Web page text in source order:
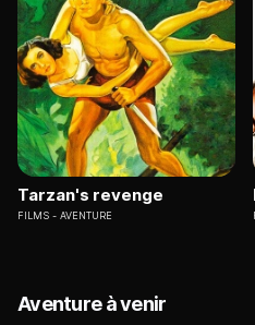
Tarzan's revenge
FILMS AVENTURE
Aventure à venir